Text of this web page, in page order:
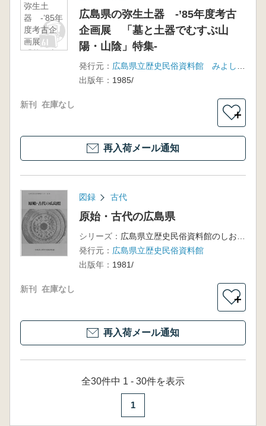
弥生土
器 -’85年
度考古企
画展
「墓と土
集-
広島県の弥生土器 -’85年度考古
企画展 「墓と土器でむすぶ山
陽・山陰」特集-
発行元：
出版年： 1985/
新刊 在庫なし
＋
再入荷メール通知
図録 古代
原始・古代の広島県
シリーズ：
発行元： 広島県立歴史民俗資料館
出版年： 1981/
新刊 在庫なし
＋
再入荷メール通知
全30件中 1 - 30件を表示
1